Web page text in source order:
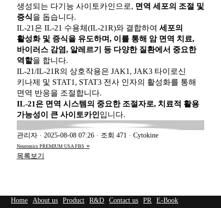
생성되는 다기능 사이토카인으로, 면역 세포의 조절 및
증식을 돕습니다.
IL-21은 IL-21 수용체(IL-21R)와 결합하여 세포의
활성화 및 증식을 유도하며, 이를 통해 암 면역 치료,
바이러스 감염, 알레르기 등 다양한 질환에서 중요한
역할을 합니다.
IL-21/IL-21R의 상호작용은 JAK1, JAK3 타이로신
키나제 및 STAT1, STAT3 전사 인자의 활성화를 통해
면역 반응을 조절합니다.
IL-21은 면역 시스템의 중요한 조절자로, 치료적 활용
가능성이 큰 사이토카인입니다.
관리자 · 2025-08-08 07:26 · 조회 471 · Cytokine
Neuromics PREMIUM USA FBS »
목록보기
Home About us Product R&D Contact us PR E-Book